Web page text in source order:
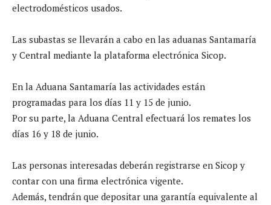
electrodomésticos usados.
Las subastas se llevarán a cabo en las aduanas Santamaría
y Central mediante la plataforma electrónica Sicop.
En la Aduana Santamaría las actividades están
programadas para los días 11 y 15 de junio.
Por su parte, la Aduana Central efectuará los remates los
días 16 y 18 de junio.
Las personas interesadas deberán registrarse en Sicop y
contar con una firma electrónica vigente.
Además, tendrán que depositar una garantía equivalente al